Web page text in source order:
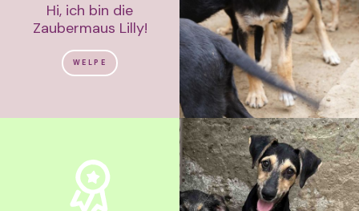
Hi, ich bin die
Zaubermaus Lilly!
WELPE